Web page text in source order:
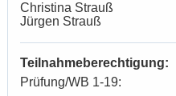
Christina Strauß
Jürgen Strauß
Teilnahmeberechtigung:
Prüfung/WB 1-19: